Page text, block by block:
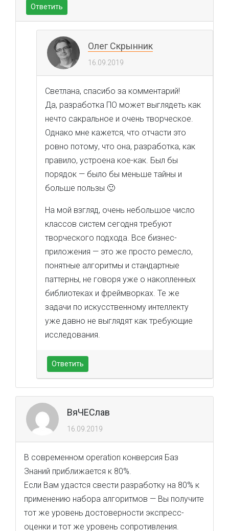
Ответить
Олег Скрынник
16.09.2019
Светлана, спасибо за комментарий!
Да, разработка ПО может выглядеть как
нечто сакральное и очень творческое.
Однако мне кажется, что отчасти это
ровно потому, что она, разработка, как
правило, устроена кое-как. Был бы
порядок — было бы меньше тайны и
больше пользы 🙂
На мой взгляд, очень небольшое число
классов систем сегодня требуют
творческого подхода. Все бизнес-
приложения — это же просто ремесло,
понятные алгоритмы и стандартные
паттерны, не говоря уже о накопленных
библиотеках и фреймворках. Те же
задачи по искусственному интеллекту
уже давно не выглядят как требующие
исследования.
Ответить
ВяЧЕСлав
16.09.2019
В современном operation конверсия Баз
Знаний приближается к 80%.
Если Вам удастся свести разработку на 80% к
применению набора алгоритмов — Вы получите
тот же уровень достоверности экспресс-
оценки и тот же уровень сопротивления.